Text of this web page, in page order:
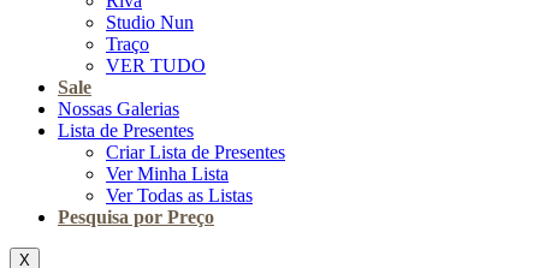
Studio Nun
Traço
VER TUDO
Sale
Nossas Galerias
Lista de Presentes
Criar Lista de Presentes
Ver Minha Lista
Ver Todas as Listas
Pesquisa por Preço
X